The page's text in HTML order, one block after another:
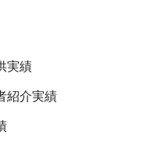
実績
紹介実績